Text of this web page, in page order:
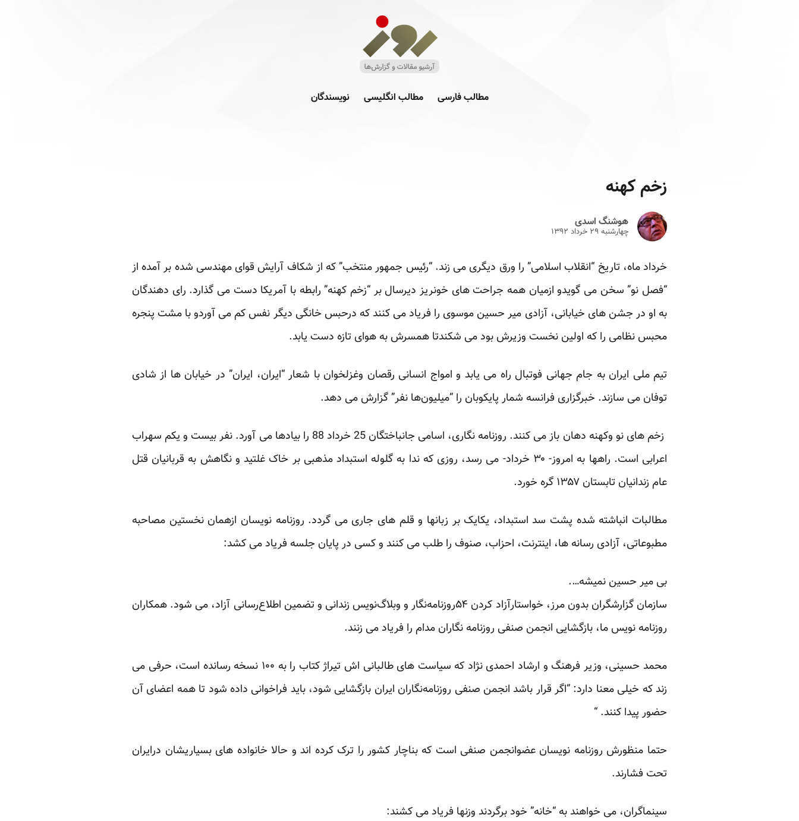
مطالب فارسی مطالب انگلیسی نویسندگان
زخم کهنه
هوشنگ اسدی
چهارشنبه ۲۹ خرداد ۱۳۹۲
خرداد ماه، تاریخ “انقلاب اسلامی” را ورق دیگری می زند. “رئیس جمهور منتخب” که از شکاف آرایش قوای مهندسی شده بر آمده از
“فصل نو” سخن می گویدو ازمیان همه جراحت های خونریز دیرسال بر “زخم کهنه” رابطه با آمریکا دست می گذارد. رای دهندگان
به او در جشن های خیابانی، آزادی میر حسین موسوی را فریاد می کنند که درحبس خانگی دیگر نفس کم می آوردو با مشت پنجره
محبس نظامی را که اولین نخست وزیرش بود می شکندتا همسرش به هوای تازه دست یابد.
تیم ملی ایران به جام جهانی فوتبال راه می یابد و امواج انسانی رقصان وغزلخوان با شعار “ایران، ایران” در خیابان ها از شادی
توفان می سازند. خبرگزاری فرانسه شمار پایکوبان را “میلیون‌ها نفر” گزارش می دهد.
زخم های نو وکهنه دهان باز می کنند. روزنامه نگاری، اسامی جانباختگان 25 خرداد 88 را بیادها می آورد. نفر بیست و یکم سهراب
اعرابی است. راهها به امروز- ۳۰ خرداد- می رسد، روزی که ندا به گلوله استبداد مذهبی بر خاک غلتید و نگاهش به قربانیان قتل
عام زندانیان تابستان ۱۳۵۷ گره خورد.
مطالبات انباشته شده پشت سد استبداد، یکایک بر زبانها و قلم های جاری می گردد. روزنامه نویسان ازهمان نخستین مصاحبه
مطبوعاتی، آزادی رسانه ها، اینترنت، احزاب، صنوف را طلب می کنند و کسی در پایان جلسه فریاد می کشد:
بی میر حسین نمیشه….
سازمان گزارشگران بدون مرز، خواستارآزاد کردن ۵۴روزنامه‌نگار و وبلاگ‌نویس زندانی و تضمین اطلاع‌رسانی آزاد، می شود. همکاران
روزنامه نویس ما، بازگشایی انجمن صنفی روزنامه نگاران مدام را فریاد می زنند.
محمد حسینی، وزیر فرهنگ و ارشاد احمدی نژاد که سیاست های طالبانی اش تیراژ کتاب را به ۱۰۰ نسخه رسانده است، حرفی می
زند که خیلی معنا دارد: “اگر قرار باشد انجمن صنفی روزنامه‌نگاران ایران بازگشایی شود، باید فراخوانی داده شود تا همه‌ اعضای آن
حضور پیدا کنند. “
حتما منظورش روزنامه نویسان عضوانجمن صنفی است که بناچار کشور را ترک کرده اند و حالا خانواده های بسیاریشان درایران
تحت فشارند.
سینماگران، می خواهند به “خانه” خود برگردند وزنها فریاد می کشند: